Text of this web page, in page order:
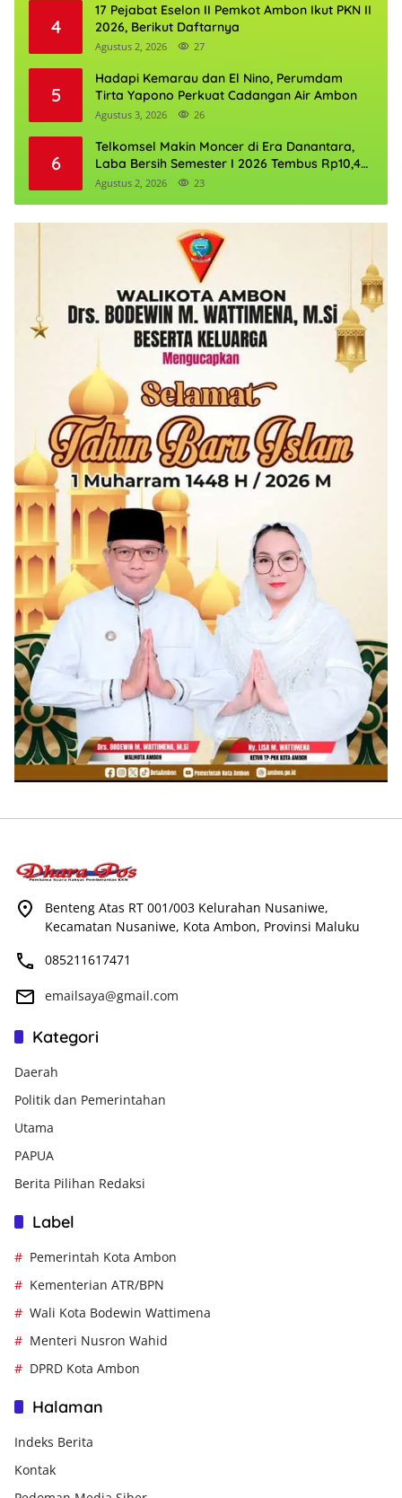
4
17 Pejabat Eselon II Pemkot Ambon Ikut PKN II
2026, Berikut Daftarnya
Agustus 2, 2026 27
5
Hadapi Kemarau dan El Nino, Perumdam
Tirta Yapono Perkuat Cadangan Air Ambon
Agustus 3, 2026 26
6
Telkomsel Makin Moncer di Era Danantara,
Laba Bersih Semester I 2026 Tembus Rp10,4
Triliun
Agustus 2, 2026 23
Benteng Atas RT 001/003 Kelurahan Nusaniwe,
Kecamatan Nusaniwe, Kota Ambon, Provinsi Maluku
085211617471
emailsaya@gmail.com
Kategori
Daerah
Politik dan Pemerintahan
Utama
PAPUA
Berita Pilihan Redaksi
Label
Pemerintah Kota Ambon
Kementerian ATR/BPN
Wali Kota Bodewin Wattimena
Menteri Nusron Wahid
DPRD Kota Ambon
Halaman
Indeks Berita
Kontak